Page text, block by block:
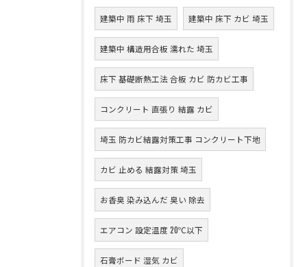
建築中 雨 床下 埼玉 建築中 床下 カビ 埼玉
建築中 構造用合板 濡れた 埼玉
床下 基礎断熱工法 合板 カビ 防カビ工事
コンクリート 直張り 結露 カビ
埼玉 防カビ結露対策工事 コンクリート下地
カビ 止める 結露対策 埼玉
お香臭 染み込んだ 臭い 除去
エアコン 設定温度 20℃以下
石膏ボード 湿気 カビ